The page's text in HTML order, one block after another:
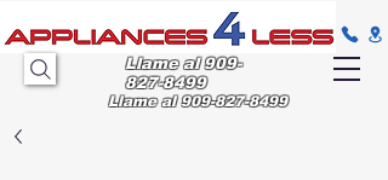
Llame al909-
827-8499
Llame al909-827-8499